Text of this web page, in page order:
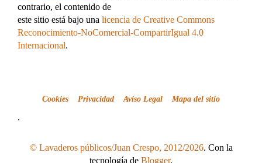
contrario, el contenido de
este sitio está bajo una licencia de Creative Commons
Reconocimiento-NoComercial-CompartirIgual 4.0
Internacional.
Cookies Privacidad Aviso Legal Mapa del sitio
.
© Lavaderos públicos/Juan Crespo, 2012/2026. Con la
tecnología de Blogger.